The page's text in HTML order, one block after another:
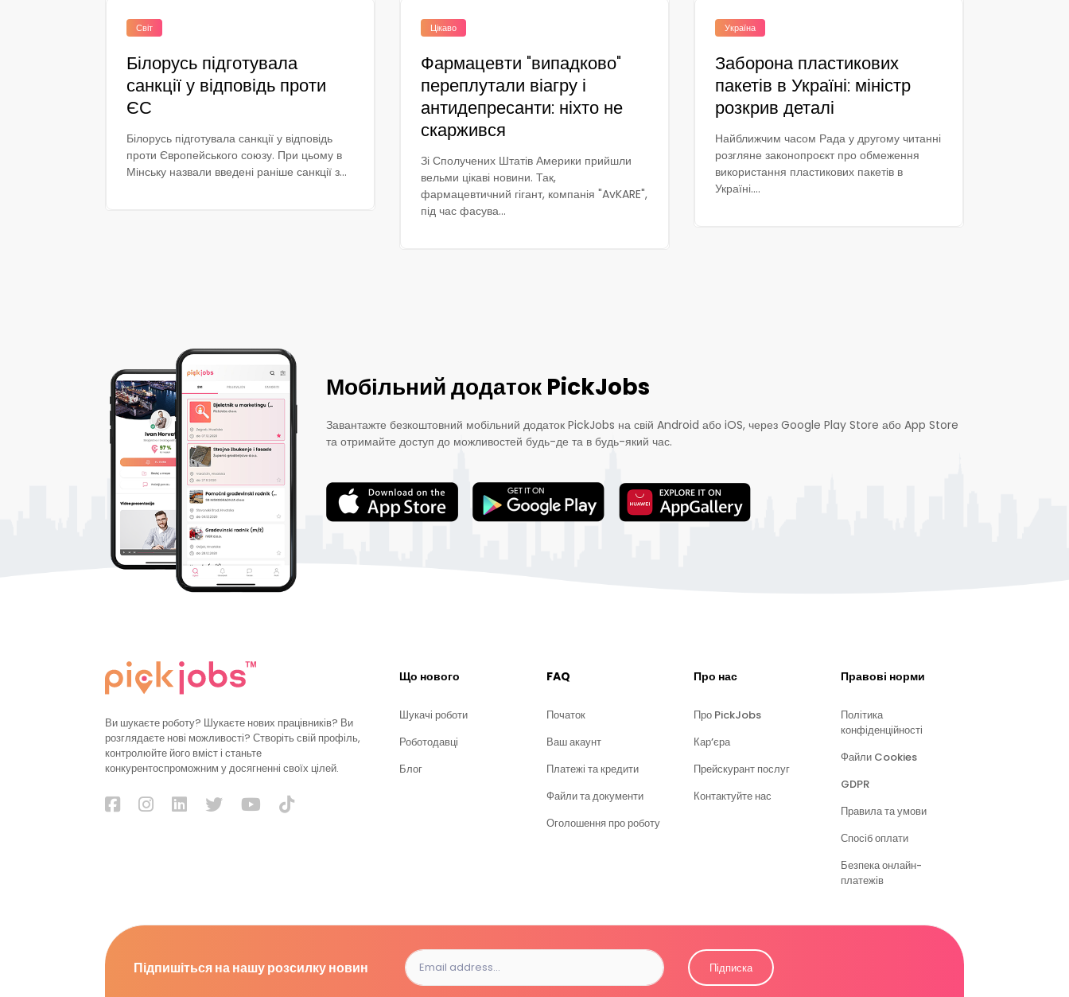
Світ
Білорусь підготувала
санкції у відповідь проти
ЄС
Білорусь підготувала санкції у відповідь
проти Європейського союзу. При цьому в
Мінську назвали введені раніше санкції з...
Цікаво
Фармацевти "випадково"
переплутали віагру і
антидепресанти: ніхто не
скаржився
Зі Сполучених Штатів Америки прийшли
вельми цікаві новини. Так,
фармацевтичний гігант, компанія "AvKARE",
під час фасува...
Україна
Заборона пластикових
пакетів в Україні: міністр
розкрив деталі
Найближчим часом Рада у другому читанні
розгляне законопроєкт про обмеження
використання пластикових пакетів в
Україні....
Мобільний додаток PickJobs
Завантажте безкоштовний мобільний додаток PickJobs на свій Android або iOS, через Google Play Store або App Store
та отримайте доступ до можливостей будь-де та в будь-який час.
Ви шукаєте роботу? Шукаєте нових працівників? Ви
розглядаєте нові можливості? Створіть свій профіль,
контролюйте його вміст і станьте
конкурентоспроможним у досягненні своїх цілей.
Що нового
Шукачі роботи
Роботодавці
Блог
FAQ
Початок
Ваш акаунт
Платежі та кредити
Файли та документи
Оголошення про роботу
Про нас
Про PickJobs
Кар’єра
Прейскурант послуг
Контактуйте нас
Правові норми
Політика
конфіденційності
Файли Cookies
GDPR
Правила та умови
Спосіб оплати
Безпека онлайн-
платежів
Підпишіться на нашу розсилку новин Підписка